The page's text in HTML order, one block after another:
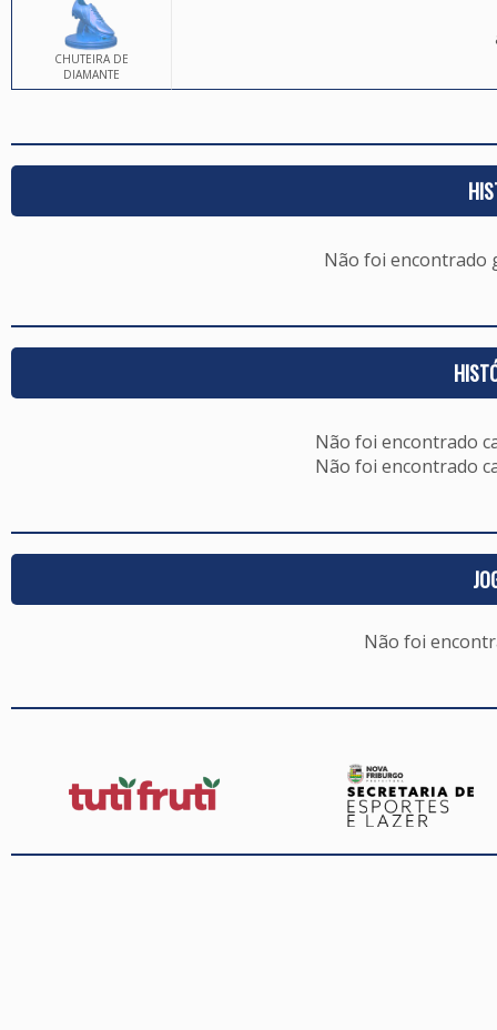
CHUTEIRA DE
DIAMANTE
Não foi encontrado
Não foi encontrado
Não foi encontrado
Não foi